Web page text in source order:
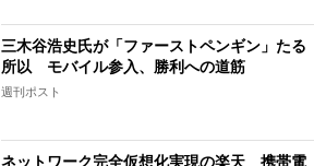
三木谷浩史氏が「ファーストペンギン」たる
所以 モバイル参入、勝利への道筋
週刊ポスト
ネットワーク完全仮想化実現の楽天 携帯電